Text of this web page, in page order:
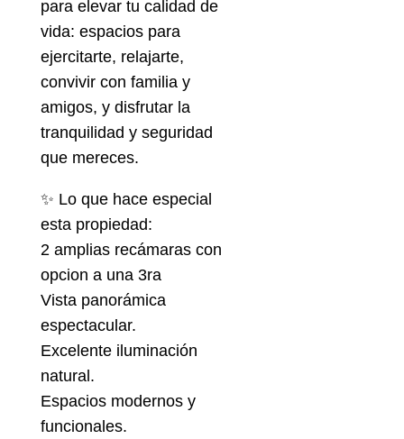
para elevar tu calidad de
vida: espacios para
ejercitarte, relajarte,
convivir con familia y
amigos, y disfrutar la
tranquilidad y seguridad
que mereces.
✨ Lo que hace especial
esta propiedad:
2 amplias recámaras con
opcion a una 3ra
Vista panorámica
espectacular.
Excelente iluminación
natural.
Espacios modernos y
funcionales.